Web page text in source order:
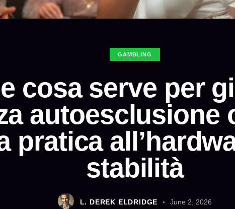
GAMBLING
cosa serve per
autoesclusione
pratica
stabilità
L. DEREK ELDRIDGE June 2, 2026